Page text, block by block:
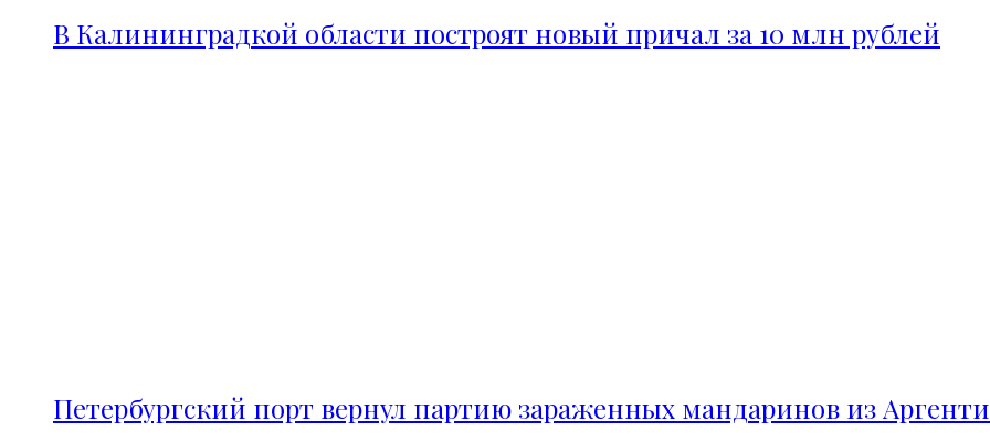
В Калининградкой области построят новый причал за 10 млн рублей
Петербургский порт вернул партию зараженных мандаринов из